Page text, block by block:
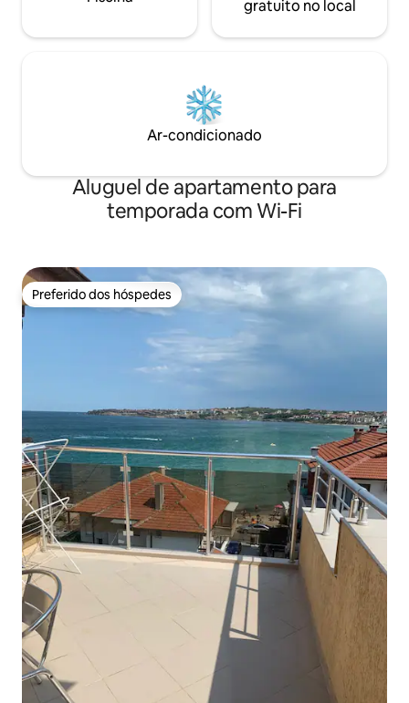
gratuito no local
Ar-condicionado
Aluguel de apartamento para
temporada com Wi-Fi
Preferido dos hóspedes
Preferido dos hóspedes